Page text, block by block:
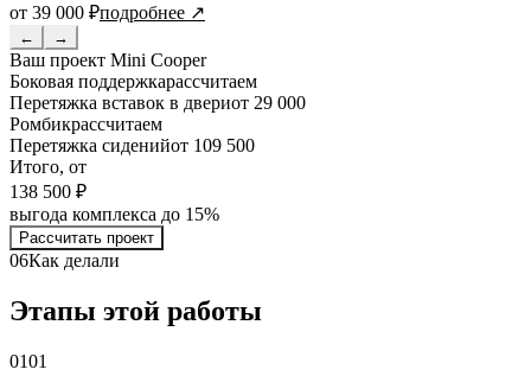
от 39 000 ₽подробнее ↗
← →
Ваш проект Mini Cooper
Боковая поддержкарассчитаем
Перетяжка вставок в двериот 29 000
Ромбикрассчитаем
Перетяжка сиденийот 109 500
Итого, от
138 500 ₽
выгода комплекса до 15%
Рассчитать проект
06Как делали
Этапы этой работы
0101